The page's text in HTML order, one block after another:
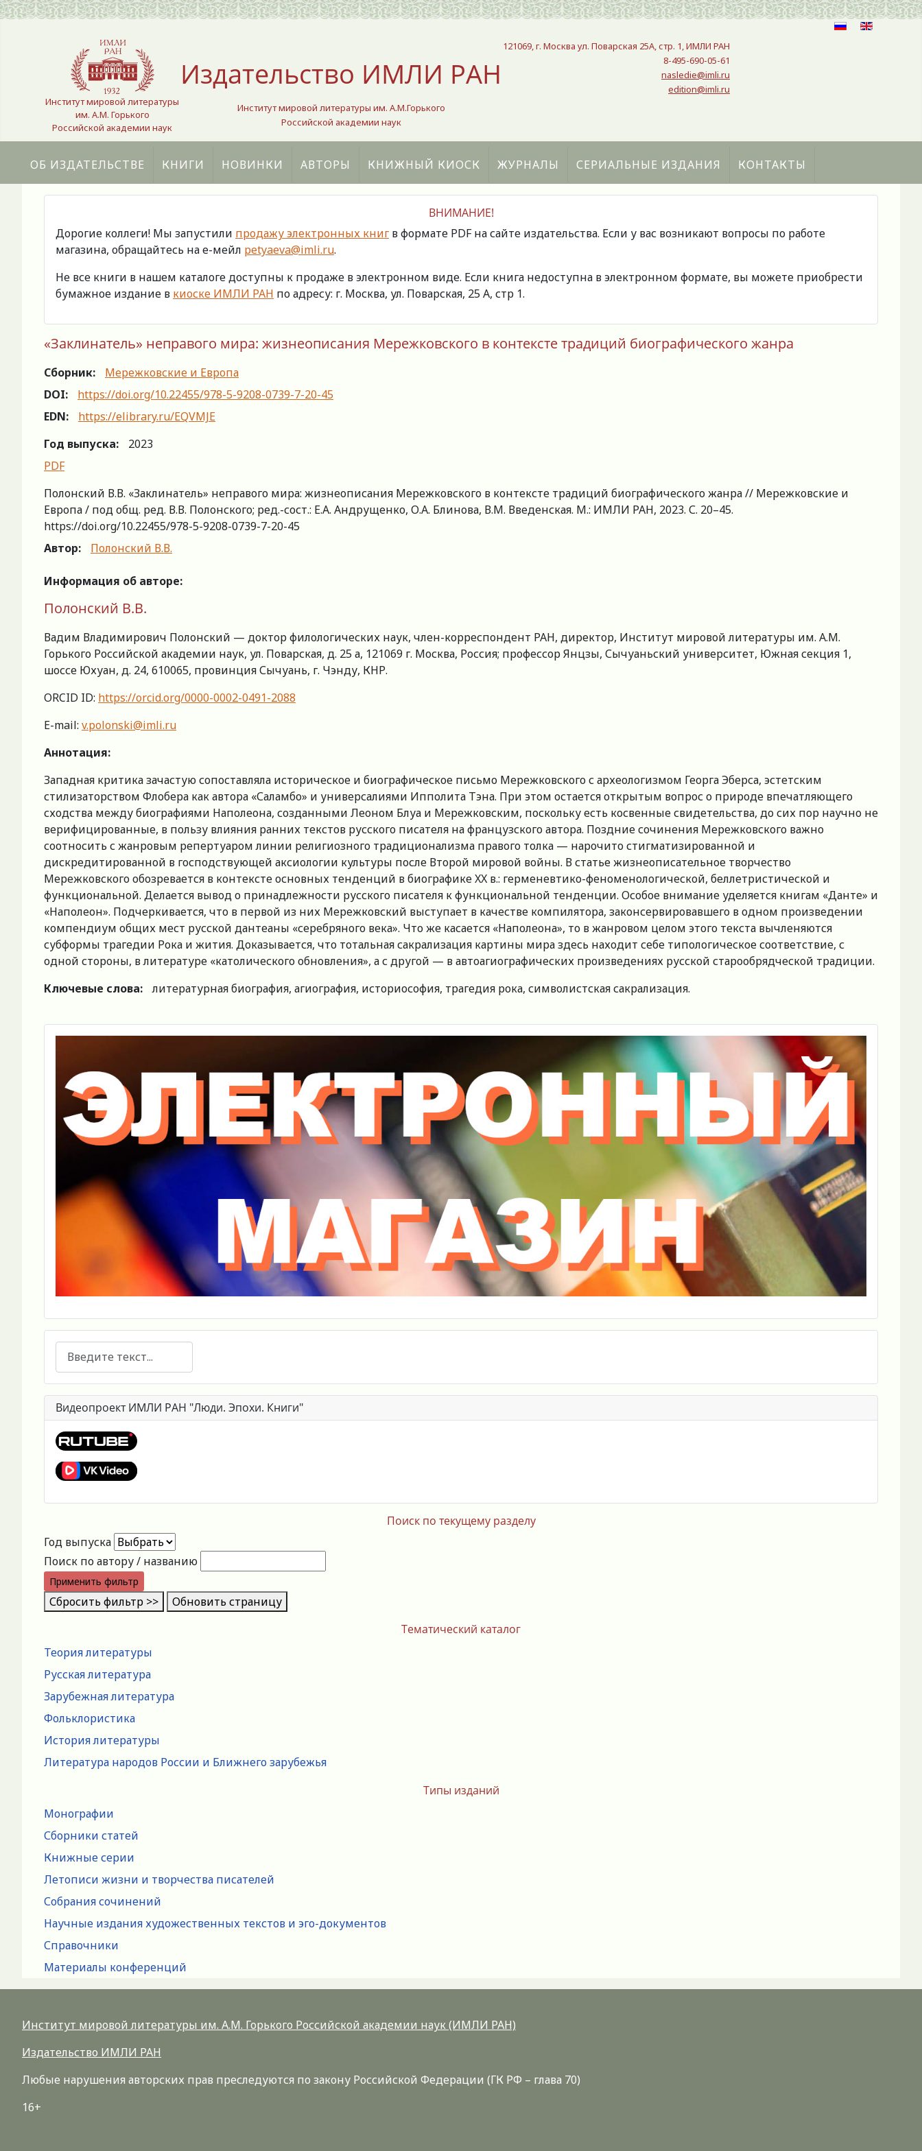
Выберите язык
Институт мировой литературы
им. А.М. Горького
Российской академии наук
Издательство ИМЛИ РАН
Институт мировой литературы им. А.М.Горького
Российской академии наук
121069, г. Москва ул. Поварская 25A, стр. 1, ИМЛИ РАН
8-495-690-05-61
nasledie@imli.ru
edition@imli.ru
ОБ ИЗДАТЕЛЬСТВЕ КНИГИ НОВИНКИ АВТОРЫ КНИЖНЫЙ КИОСК ЖУРНАЛЫ СЕРИАЛЬНЫЕ ИЗДАНИЯ КОНТАКТЫ
Тематический каталог
Теория литературы
Русская литература
Зарубежная литература
Фольклористика
История литературы
Литература народов России и Ближнего зарубежья
Типы изданий
Монографии
Сборники статей
Книжные серии
Летописи жизни и творчества писателей
Собрания сочинений
Научные издания художественных текстов и эго-документов
Справочники
Материалы конференций
ВНИМАНИЕ!
Дорогие коллеги! Мы запустили продажу электронных книг в формате PDF на сайте издательства. Если у вас возникают вопросы по работе
магазина, обращайтесь на е-мейл petyaeva@imli.ru.
Не все книги в нашем каталоге доступны к продаже в электронном виде. Если книга недоступна в электронном формате, вы можете приобрести
бумажное издание в киоске ИМЛИ РАН по адресу: г. Москва, ул. Поварская, 25 А, стр 1.
«Заклинатель» неправого мира: жизнеописания Мережковского в контексте традиций биографического жанра
Сборник:
Мережковские и Европа
DOI:
https://doi.org/10.22455/978-5-9208-0739-7-20-45
EDN:
https://elibrary.ru/EQVMJE
Год выпуска:
2023
PDF
Полонский В.В. «Заклинатель» неправого мира: жизнеописания Мережковского в контексте традиций биографического жанра // Мережковские и
Европа / под общ. ред. В.В. Полонского; ред.-сост.: Е.А. Андрущенко, О.А. Блинова, В.М. Введенская. М.: ИМЛИ РАН, 2023. С. 20–45.
https://doi.org/10.22455/978-5-9208-0739-7-20-45
Автор:
Полонский В.В.
Информация об авторе:
Полонский В.В.
Вадим Владимирович Полонский — доктор филологических наук, член-корреспондент РАН, директор, Институт мировой литературы им. А.М.
Горького Российской академии наук, ул. Поварская, д. 25 а, 121069 г. Москва, Россия; профессор Янцзы, Сычуаньский университет, Южная секция 1,
шоссе Юхуан, д. 24, 610065, провинция Сычуань, г. Чэнду, КНР.
ORCID ID: https://orcid.org/0000-0002-0491-2088
E-mail: v.polonski@imli.ru
Аннотация:
Западная критика зачастую сопоставляла историческое и биографическое письмо Мережковского с археологизмом Георга Эберса, эстетским
стилизаторством Флобера как автора «Саламбо» и универсалиями Ипполита Тэна. При этом остается открытым вопрос о природе впечатляющего
сходства между биографиями Наполеона, созданными Леоном Блуа и Мережковским, поскольку есть косвенные свидетельства, до сих пор научно не
верифицированные, в пользу влияния ранних текстов русского писателя на французского автора. Поздние сочинения Мережковского важно
соотносить с жанровым репертуаром линии религиозного традиционализма правого толка — нарочито стигматизированной и
дискредитированной в господствующей аксиологии культуры после Второй мировой войны. В статье жизнеописательное творчество
Мережковского обозревается в контексте основных тенденций в биографике XX в.: герменевтико-феноменологической, беллетристической и
функциональной. Делается вывод о принадлежности русского писателя к функциональной тенденции. Особое внимание уделяется книгам «Данте» и
«Наполеон». Подчеркивается, что в первой из них Мережковский выступает в качестве компилятора, законсервировавшего в одном произведении
компендиум общих мест русской дантеаны «серебряного века». Что же касается «Наполеона», то в жанровом целом этого текста вычленяются
субформы трагедии Рока и жития. Доказывается, что тотальная сакрализация картины мира здесь находит себе типологическое соответствие, с
одной стороны, в литературе «католического обновления», а с другой — в автоагиографических произведениях русской старообрядческой традиции.
Ключевые слова:
литературная биография, агиография, историософия, трагедия рока, символистская сакрализация.
Поиск
Видеопроект ИМЛИ РАН "Люди. Эпохи. Книги"
Поиск по текущему разделу
Год выпуска
Поиск по автору / названию
Применить фильтр
Сбросить фильтр >> Обновить страницу
Институт мировой литературы им. А.М. Горького Российской академии наук (ИМЛИ РАН)
Издательство ИМЛИ РАН
Любые нарушения авторских прав преследуются по закону Российской Федерации (ГК РФ – глава 70)
16+